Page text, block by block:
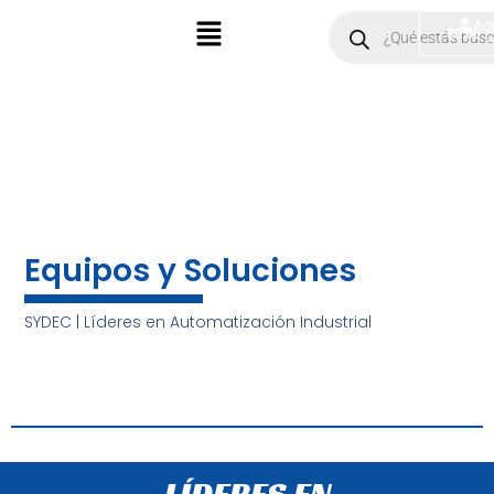
Menú
search
$0.00
Equipos y Soluciones
SYDEC | Líderes en Automatización Industrial